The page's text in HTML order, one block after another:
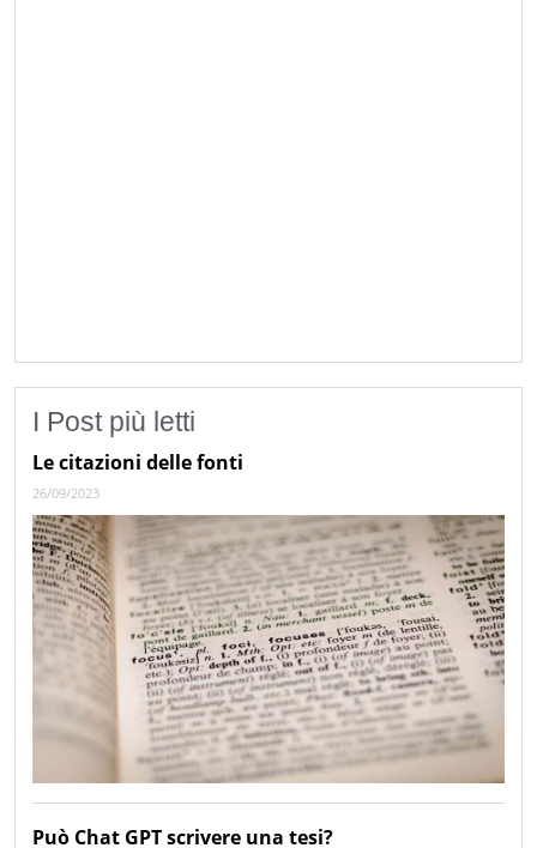
I Post più letti
Le citazioni delle fonti
26/09/2023
Può Chat GPT scrivere una tesi?